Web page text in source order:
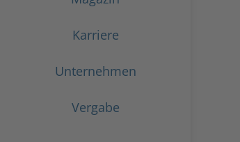
Karriere
Unternehmen
Vergabe